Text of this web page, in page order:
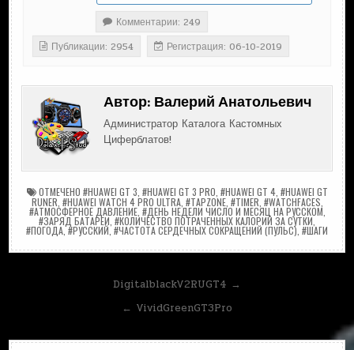
Комментарии: 249
Публикации: 2954
Регистрация: 06-10-2019
Автор: Валерий Анатольевич
Администратор Каталога Кастомных
Циферблатов!
ОТМЕЧЕНО #HUAWEI GT 3 #HUAWEI GT 3 PRO #HUAWEI GT 4, #HUAWEI GT
RUNER #HUAWEI WATCH 4 PRO ULTRA, #TAPZONE, #TIMER #WATCHFACES
#АТМОСФЕРНОЕ ДАВЛЕНИЕ, #ДЕНЬ НЕДЕЛИ ЧИСЛО И МЕСЯЦ НА РУССКОМ
#ЗАРЯД БАТАРЕИ #КОЛИЧЕСТВО ПОТРАЧЕННЫХ КАЛОРИЙ ЗА СУТКИ
#ПОГОДА,#РУССКИЙ,#ЧАСТОТА СЕРДЕЧНЫХ СОКРАЩЕНИЙ (ПУЛЬС) #ШАГИ
НавигацияDigitalblackV2RUGT4 →
← VividGreenGT3Pro